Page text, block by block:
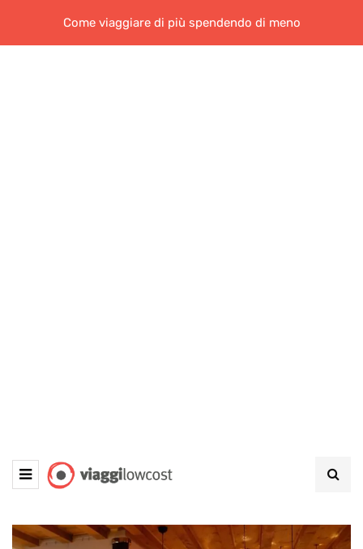
Come viaggiare di più spendendo di meno